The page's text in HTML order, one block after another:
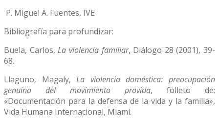
P. Miguel A. Fuentes, IVE
Bibliografía para profundizar:
Buela, Carlos,La violencia familiar, Diálogo 28 (2001), 39-
68.
Llaguno, Magaly,La violencia doméstica: preocupación
genuina del movimiento provida, folleto de:
«Documentación para la defensa de la vida y la familia»,
Vida Humana Internacional, Miami.